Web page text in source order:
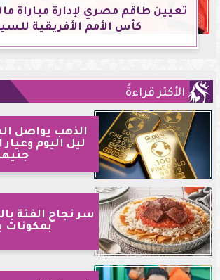
تعيين طاقم مصري لإدارة مباراة
كأس الأمم الأفريقية
الأكثر قراءةً
الذهب يواصل
سر نجاح الفتة